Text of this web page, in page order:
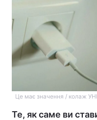
Це має значення / колаж
Те, як саме ви